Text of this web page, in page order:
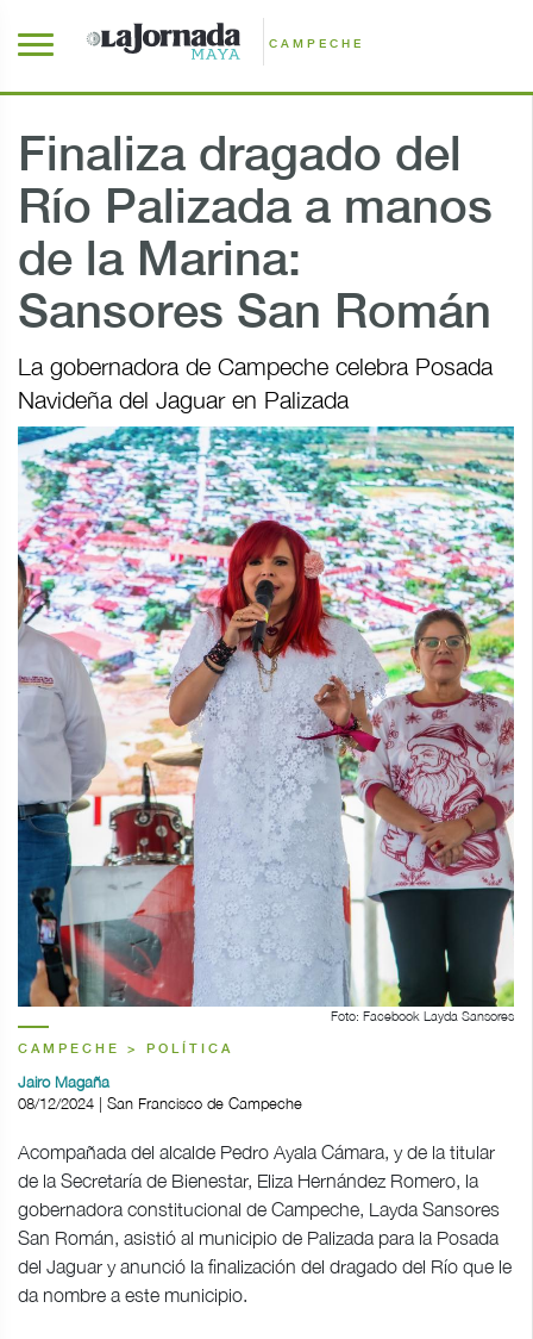
CAMPECHE
Finaliza dragado del
Río Palizada a manos
de la Marina:
Sansores San Román
La gobernadora de Campeche celebra Posada
Navideña del Jaguar en Palizada
Foto: Facebook Layda Sansores
CAMPECHE > POLÍTICA
Jairo Magaña
08/12/2024 | San Francisco de Campeche
Acompañada del alcalde Pedro Ayala Cámara, y de la titular
de la Secretaría de Bienestar, Eliza Hernández Romero, la
gobernadora constitucional de Campeche, Layda Sansores
San Román, asistió al municipio de Palizada para la Posada
del Jaguar y anunció la finalización del dragado del Río que le
da nombre a este municipio.